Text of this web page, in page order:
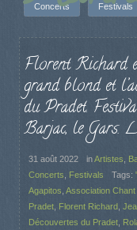
Concerts Festivals
Florent Richard
grand blond et
du Pradet.
Barjac, le Gars.
31 août 2022 inArtistes
Concerts
Festivals Tags:
Agapitos Association Chant
Pradet Florent Richard
Découvertes du Pradet